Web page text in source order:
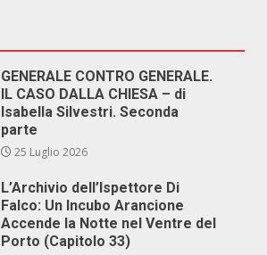
GENERALE CONTRO GENERALE.
IL CASO DALLA CHIESA – di
Isabella Silvestri. Seconda
parte
25 Luglio 2026
L’Archivio dell’Ispettore Di
Falco: Un Incubo Arancione
Accende la Notte nel Ventre del
Porto (Capitolo 33)